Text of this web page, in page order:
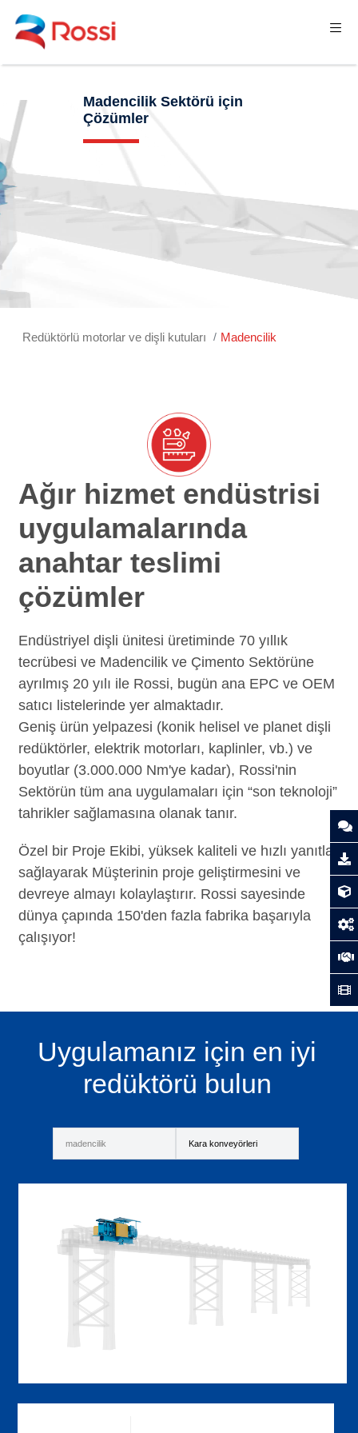
Madencilik Sektörü için
Çözümler
Redüktörlü motorlar ve dişli kutuları Madencilik
Ağır hizmet endüstrisi
uygulamalarında
anahtar teslimi
çözümler
Endüstriyel dişli ünitesi üretiminde 70 yıllık
tecrübesi ve Madencilik ve Çimento Sektörüne
ayrılmış 20 yılı ile Rossi, bugün ana EPC ve OEM
satıcı listelerinde yer almaktadır.
Geniş ürün yelpazesi (konik helisel ve planet dişli
redüktörler, elektrik motorları, kaplinler, vb.) ve
boyutlar (3.000.000 Nm'ye kadar), Rossi'nin
Sektörün tüm ana uygulamaları için “son teknoloji”
tahrikler sağlamasına olanak tanır.
Özel bir Proje Ekibi, yüksek kaliteli ve hızlı yanıtlar
sağlayarak Müşterinin proje geliştirmesini ve
devreye almayı kolaylaştırır. Rossi sayesinde
dünya çapında 150'den fazla fabrika başarıyla
çalışıyor!
Uygulamanız için en iyi
redüktörü bulun